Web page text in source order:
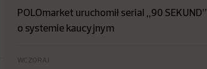
POLOmarket uruchomił serial „90 SEKUND”
o systemie kaucyjnym
WCZORAJ